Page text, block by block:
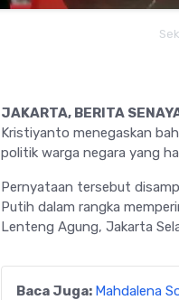
JAKARTA, BERITA
Kristiyanto menegaskan
politik warga negara yang
Pernyataan tersebut
Putih dalam rangka
Lenteng Agung, Jakarta
Baca Juga: Mahdalena